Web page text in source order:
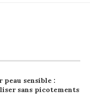
peau sensible :
sans picotements